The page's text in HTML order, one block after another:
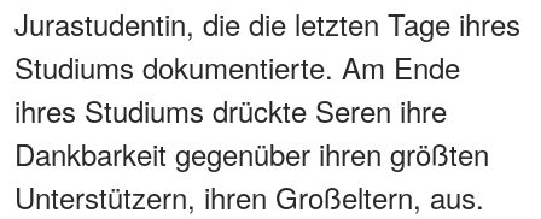
Jurastudentin, die die letzten Tage ihres
Studiums dokumentierte. Am Ende
ihres Studiums drückte Seren ihre
Dankbarkeit gegenüber ihren größten
Unterstützern, ihren Großeltern, aus.